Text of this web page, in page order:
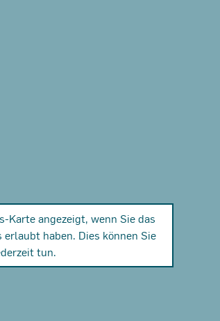
Karte angezeigt, wenn Sie das
haben. Dies können Sie
tun.